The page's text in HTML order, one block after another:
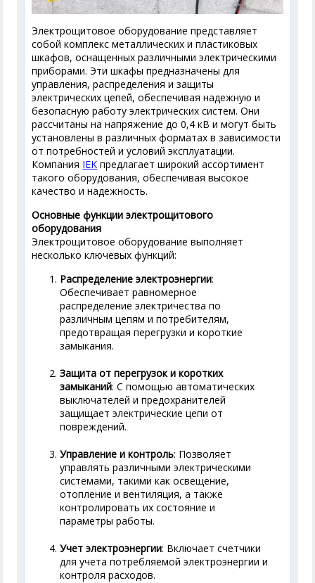
Электрощитовое оборудование представляет
собой комплекс металлических и пластиковых
шкафов, оснащенных различными электрическими
приборами. Эти шкафы предназначены для
управления, распределения и защиты
электрических цепей, обеспечивая надежную и
безопасную работу электрических систем. Они
рассчитаны на напряжение до 0,4 кВ и могут быть
установлены в различных форматах в зависимости
от потребностей и условий эксплуатации.
Компания IEK предлагает широкий ассортимент
такого оборудования, обеспечивая высокое
качество и надежность.
Основные функции электрощитового
оборудования
Электрощитовое оборудование выполняет
несколько ключевых функций:
Распределение электроэнергии:
Обеспечивает равномерное
распределение электричества по
различным цепям и потребителям,
предотвращая перегрузки и короткие
замыкания.
Защита от перегрузок и коротких
замыканий: С помощью автоматических
выключателей и предохранителей
защищает электрические цепи от
повреждений.
Управление и контроль: Позволяет
управлять различными электрическими
системами, такими как освещение,
отопление и вентиляция, а также
контролировать их состояние и
параметры работы.
Учет электроэнергии: Включает счетчики
для учета потребляемой электроэнергии и
контроля расходов.